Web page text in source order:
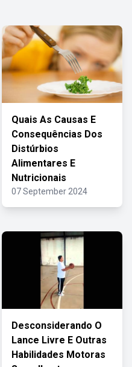
Quais As Causas E
Consequências Dos
Distúrbios
Alimentares E
Nutricionais
07 September 2024
Desconsiderando O
Lance Livre E Outras
Habilidades Motoras